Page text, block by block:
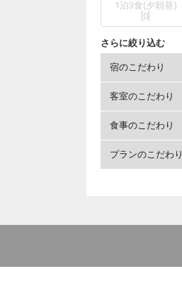
1泊3食(夕朝昼)
0
さらに絞り込む
宿のこだわり
客室のこだわり
食事のこだわり
プランのこだわり